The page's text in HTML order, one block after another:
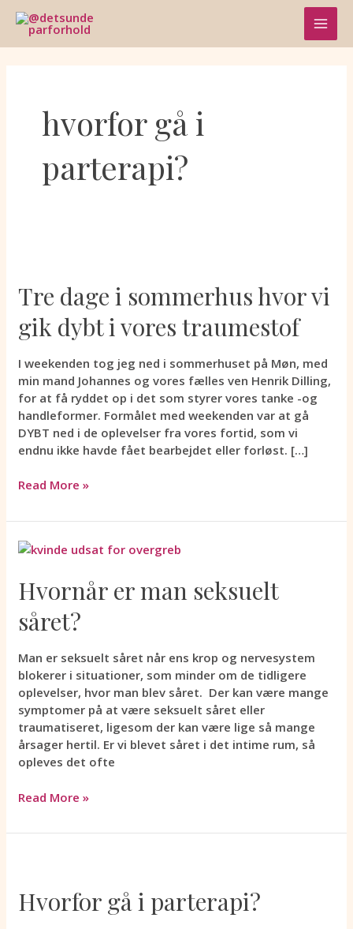
Skip
hvorfor gå i
parterapi?
Tre dage i sommerhus hvor vi
gik dybt i vores traumestof
I weekenden tog jeg ned i sommerhuset på Møn, med
min mand Johannes og vores fælles ven Henrik Dilling,
for at få ryddet op i det som styrer vores tanke -og
handleformer. Formålet med weekenden var at gå
DYBT ned i de oplevelser fra vores fortid, som vi
endnu ikke havde fået bearbejdet eller forløst. […]
i
sommerhus
hvor
vi
gik
dybt
i
vores
traumestof
Read More »
Hvornår er man seksuelt
såret?
Man er seksuelt såret når ens krop og nervesystem
blokerer i situationer, som minder om de tidligere
oplevelser, hvor man blev såret. Der kan være mange
symptomer på at være seksuelt såret eller
traumatiseret, ligesom der kan være lige så mange
årsager hertil. Er vi blevet såret i det intime rum, så
opleves det ofte
Hvornår
man
seksuelt
såret?
Read More »
Hvorfor gå i parterapi?
i
parterapi?